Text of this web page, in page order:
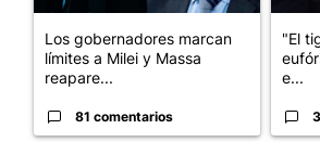
Los gobernadores marcan
límites a Milei y Massa
reapare...
81 comentarios
"El
e...